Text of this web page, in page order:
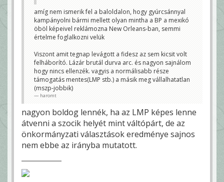
amíg nem ismerik fel a baloldalon, hogy gyúrcsánnyal
kampányolni bármi mellett olyan mintha a BP a mexikó
öböl képeivel reklámozna New Orleans-ban, semmi
értelme foglalkozni velük
Viszont amit tegnap levágott a fidesz az sem kicsit volt
felháborító. Lázár brutál durva arc. és nagyon sajnálom
hogy nincs ellenzék. vagyis a normálisabb része
támogatás mentes(LMP stb.) a másik meg vállalhatatlan
(mszp-jobbik)
haromt
nagyon boldog lennék, ha az LMP képes lenne
átvenni a szocik helyét mint váltópárt, de az
önkormányzati választások eredménye sajnos
nem ebbe az irányba mutatott.